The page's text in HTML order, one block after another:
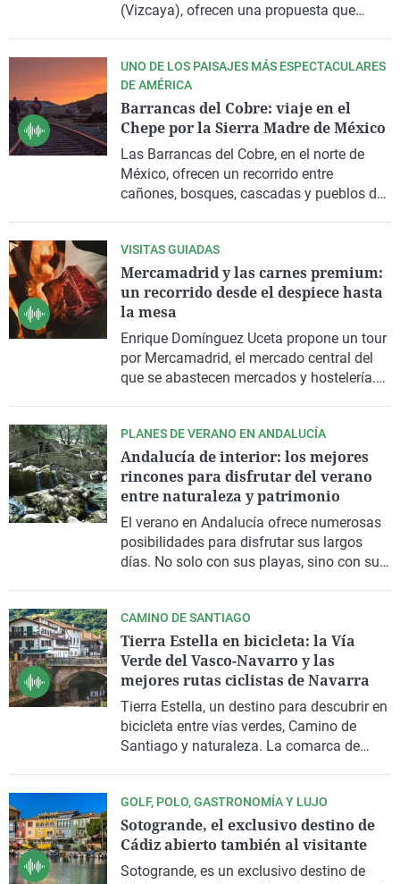
(Vizcaya), ofrecen una propuesta que
de Urdaibai . El establecimiento acaba de
recibir una recomendación de la
Michelín, un reconocimiento concedido
entre la visita deEnrique Domínguez Uceta
y la emisión de este reportaje.
UNO DE LOS PAISAJES MÁS ESPECTACULARES
DE AMÉRICA
Barrancas del Cobre: viaje en el
Chepe por la Sierra Madre de México
Las Barrancas del Cobre, en el norte de
México, ofrecen un recorrido entre
cañones, bosques, cascadas y pueblos de
más espectaculares del continente
americano. Un paisaje excepcional que
puede disfrutarse en tren.
VISITAS GUIADAS
Mercamadrid y las carnes premium:
un recorrido desde el despiece hasta
la mesa
Enrique Domínguez Uceta propone un tour
por Mercamadrid, el mercado central del
que se abastecen mercados y hostelería.
guía. Aquí conocemos el origen de las
carnes premiumque luego llegan a la
mesa en un suculento colofón a la parrilla
enTarancón, en la provincia de Cuenca.
PLANES DE VERANO EN ANDALUCÍA
Andalucía de interior: los mejores
rincones para disfrutar del verano
entre naturaleza y patrimonio
El verano en Andalucía ofrece numerosas
posibilidades para disfrutar sus largos
días. No solo con sus playas, sino con sus
las vacaciones en una experiencia
inolvidable.
CAMINO DE SANTIAGO
Tierra Estella en bicicleta: la Vía
Verde del Vasco-Navarro y las
mejores rutas ciclistas de Navarra
Tierra Estella, un destino para descubrir en
bicicleta entre vías verdes, Camino de
Santiago y naturaleza. La comarca de
una amplia red de caminos para recorrer
en bicicleta. En el espacio dedicado a los
viajes en bicicleta deTURICLETAen Gente
viajera,Alberto Gómez-Chacón,CEO de la
GOLF, POLO, GASTRONOMÍA Y LUJO
Sotogrande, el exclusivo destino de
Cádiz abierto también al visitante
Sotogrande, es un exclusivo destino de